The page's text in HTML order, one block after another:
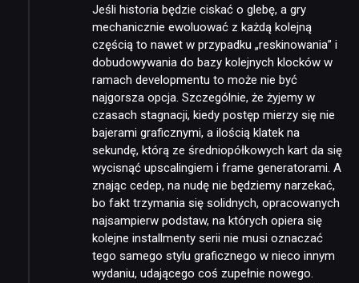
Jeśli historia będzie ciskać o glebę, a gry
mechanicznie ewoluować z każdą kolejną
częścią to nawet w przypadku „reskinowania” i
dobudowywania do bazy kolejnych klocków w
ramach developmentu to może nie być
najgorsza opcja. Szczególnie, że żyjemy w
czasach stagnacji, kiedy postęp mierzy się nie
bajerami graficznymi, a ilością klatek na
sekundę, którą ze średniopółkowych kart da się
wycisnąć upscalingiem i frame generatorami. A
znając cedep, na nudę nie będziemy narzekać,
bo fakt trzymania się solidnych, opracowanych
najsampierw podstaw, na których opiera się
kolejne installmenty serii nie musi oznaczać
tego samego stylu graficznego w nieco innym
wydaniu, udającego coś zupełnie nowego.